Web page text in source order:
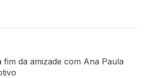
da amizade com Ana Paula